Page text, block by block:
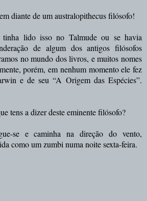
diante de um australopithecus filósofo!
tinha lido isso no Talmude ou se havia
de algum dos antigos filósofos
no mundo dos livros, e muitos nomes
porém, em nenhum momento ele fez
e de seu “A Origem das Espécies”.
tens a dizer deste eminente filósofo?
se e caminha na direção do vento,
como um zumbi numa noite sexta-feira.